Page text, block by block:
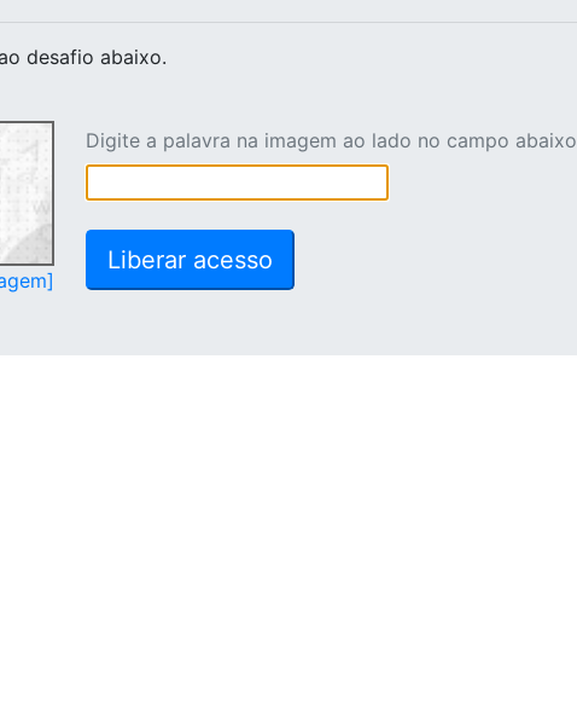
desafio abaixo.
Digite a palavra na imagem ao lado no campo abaixo